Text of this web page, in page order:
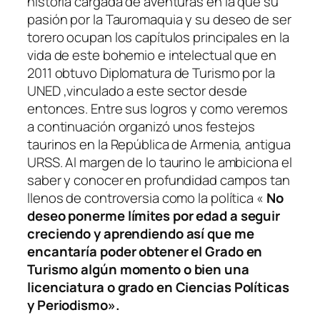
pasión por la Tauromaquia y su deseo de ser
torero ocupan los capítulos principales en la
vida de este bohemio e intelectual que en
2011 obtuvo Diplomatura de Turismo por la
UNED ,vinculado a este sector desde
entonces. Entre sus logros y como veremos
a continuación organizó unos festejos
taurinos en la República de Armenia, antigua
URSS. Al margen de lo taurino le ambiciona el
saber y conocer en profundidad campos tan
llenos de controversia como la política « No
deseo ponerme límites por edad a seguir
creciendo y aprendiendo así que me
encantaría poder obtener el Grado en
Turismo algún momento o bien una
licenciatura o grado en Ciencias Políticas
y Periodismo».